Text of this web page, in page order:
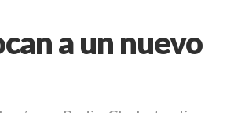
a un nuevo